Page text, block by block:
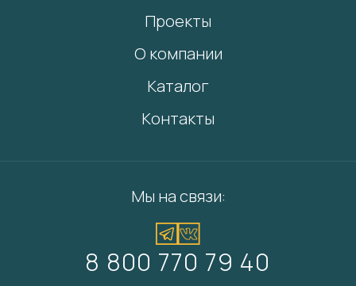
Проекты
О компании
Каталог
Контакты
Мы на связи:
8 800 770 79 40